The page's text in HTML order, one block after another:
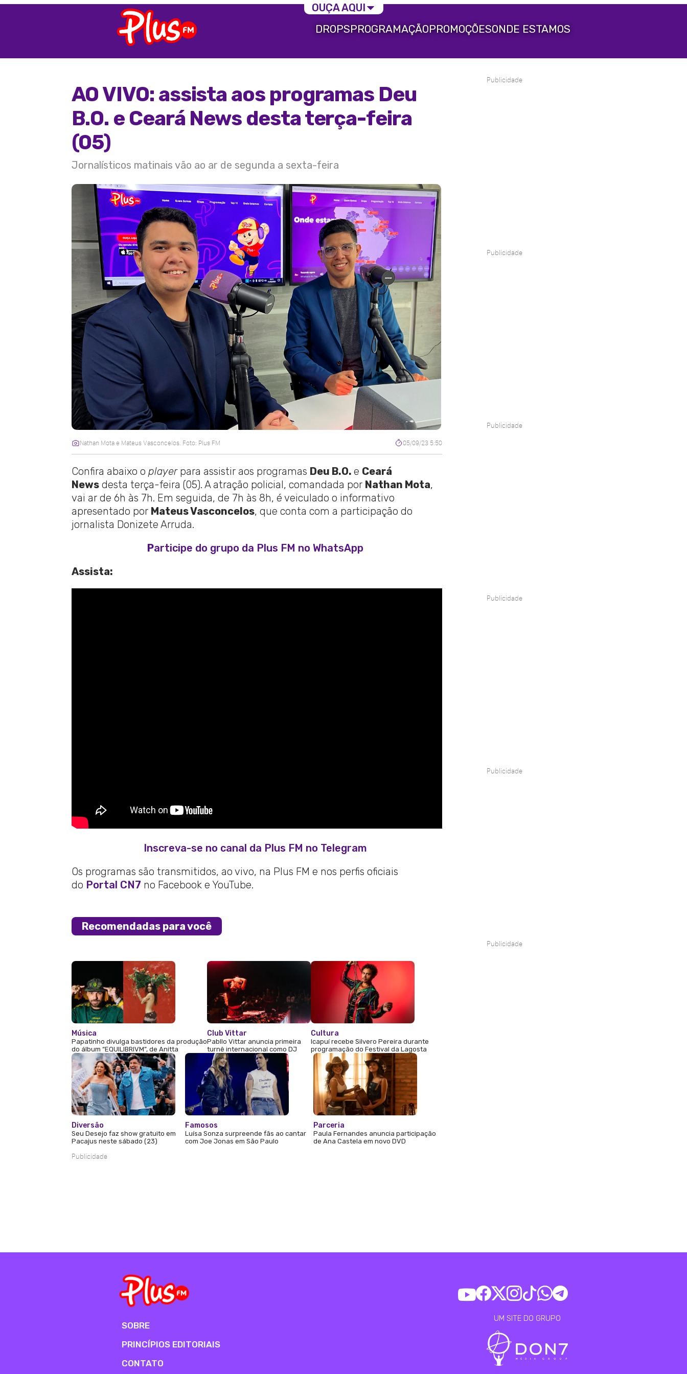
DROPSPROGRAMAÇÃOPROMOÇÕESONDE ESTAMOS
AO VIVO: assista aos programas Deu
B.O. e Ceará News desta terça-feira
(05)
Jornalísticos matinais vão ao ar de segunda a sexta-feira
Nathan Mota e Mateus Vasconcelos. Foto: Plus FM 05/09/23 5:50
Confira abaixo o playerpara assistir aos programas Deu B.O. e Ceará
Newsdesta terça-feira (05). A atração policial, comandada por Nathan Mota,
vai ar de 6h às 7h. Em seguida, de 7h às 8h, é veiculado o informativo
apresentado por Mateus Vasconcelos, que conta com a participação do
jornalista Donizete Arruda.
Participe do grupo da Plus FM no WhatsApp
Assista:
Inscreva-se no canal da Plus FM no Telegram
Os programas são transmitidos, ao vivo, na Plus FM e nos perfis oficiais
do Portal CN7 no Facebook e YouTube.
Recomendadas para você
Música
Papatinho divulga bastidores da produção
do álbum “EQUILIBRIVM”, de Anitta
Club Vittar
Pabllo Vittar anuncia primeira
turnê internacional como DJ
Cultura
Icapuí recebe Silvero Pereira durante
programação do Festival da Lagosta
Diversão
Seu Desejo faz show gratuito em
Pacajus neste sábado (23)
Famosos
Luísa Sonza surpreende fãs ao cantar
com Joe Jonas em São Paulo
Parceria
Paula Fernandes anuncia participação
de Ana Castela em novo DVD
Publicidade
Publicidade
Publicidade
Publicidade
Publicidade
Publicidade
Publicidade
SOBRE
PRINCÍPIOS EDITORIAIS
CONTATO
UM SITE DO GRUPO
OUÇA AQUI